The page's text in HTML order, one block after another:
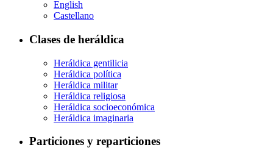
English
Castellano
Clases de heráldica
Heráldica gentilicia
Heráldica política
Heráldica militar
Heráldica religiosa
Heráldica socioeconómica
Heráldica imaginaria
Particiones y reparticiones